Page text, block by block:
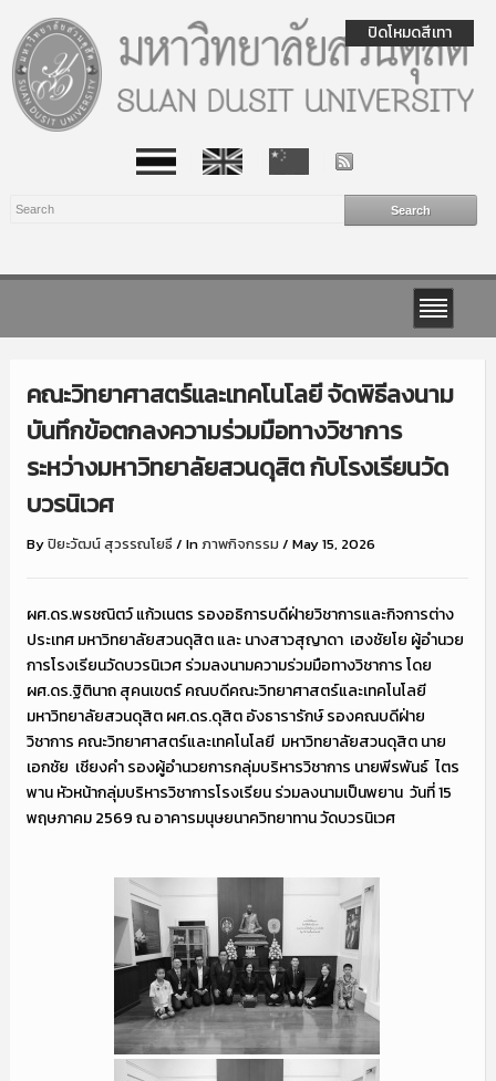
คณะวิทยาศาสตร์และเทคโนโลยี จัดพิธีลงนาม
บันทึกข้อตกลงความร่วมมือทางวิชาการ
ระหว่างมหาวิทยาลัยสวนดุสิต กับโรงเรียนวัด
บวรนิเวศ
Byปิยะวัฒน์ สุวรรณโยธี/ Inภาพกิจกรรม / May 15, 2026
ผศ.ดร.พรชณิตว์ แก้วเนตร รองอธิการบดีฝ่ายวิชาการและกิจการต่าง
ประเทศ มหาวิทยาลัยสวนดุสิต และ นางสาวสุญาดา เฮงชัยโย ผู้อำนวย
การโรงเรียนวัดบวรนิเวศ ร่วมลงนามความร่วมมือทางวิชาการ โดย
ผศ.ดร.ฐิตินาถ สุคนเขตร์ คณบดีคณะวิทยาศาสตร์และเทคโนโลยี
มหาวิทยาลัยสวนดุสิต ผศ.ดร.ดุสิต อังธารารักษ์ รองคณบดีฝ่าย
วิชาการ คณะวิทยาศาสตร์และเทคโนโลยี มหาวิทยาลัยสวนดุสิต นาย
เอกชัย เชียงคำ รองผู้อำนวยการกลุ่มบริหารวิชาการ นายพีรพันธ์ ไตร
พาน หัวหน้ากลุ่มบริหารวิชาการโรงเรียน ร่วมลงนามเป็นพยาน วันที่ 15
พฤษภาคม 2569 ณ อาคารมนุษยนาควิทยาทาน วัดบวรนิเวศ
ปิดโหมดสีเทา